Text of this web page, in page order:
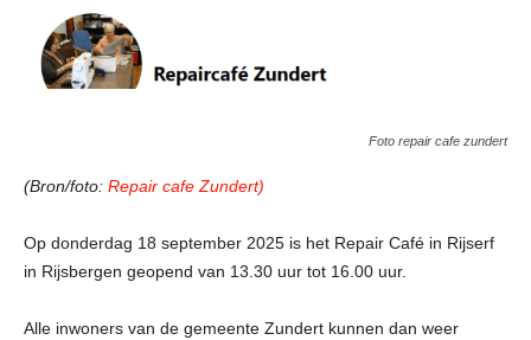
Foto repair cafe zundert
(Bron/foto: Repair cafe Zundert)
Op donderdag 18 september 2025 is het Repair Café in Rijserf
in Rijsbergen geopend van 13.30 uur tot 16.00 uur.
Alle inwoners van de gemeente Zundert kunnen dan weer